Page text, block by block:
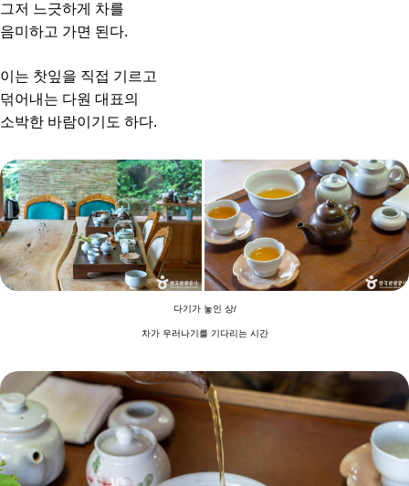
그저 느긋하게 차를
음미하고 가면 된다.
이는 찻잎을 직접 기르고
덖어내는 다원 대표의
소박한 바람이기도 하다.
다기가 놓인 상/
차가 우러나기를 기다리는 시간